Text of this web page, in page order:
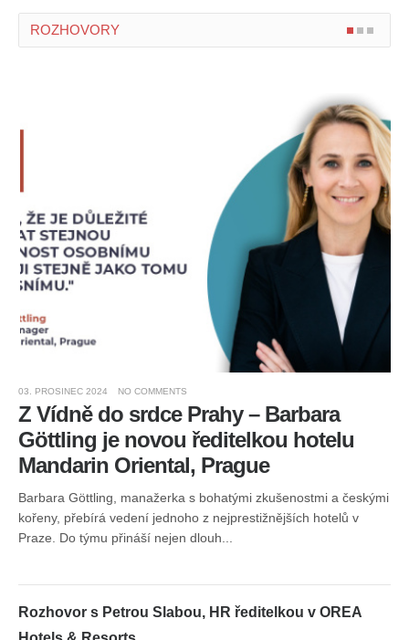
ROZHOVORY
03. PROSINEC 2024 NO COMMENTS
Z Vídně do srdce Prahy – Barbara
Gӧttling je novou ředitelkou hotelu
Mandarin Oriental, Prague
Barbara Göttling, manažerka s bohatými zkušenostmi a českými
kořeny, přebírá vedení jednoho z nejprestižnějších hotelů v
Praze. Do týmu přináší nejen dlouh...
Rozhovor s Petrou Slabou, HR ředitelkou v OREA